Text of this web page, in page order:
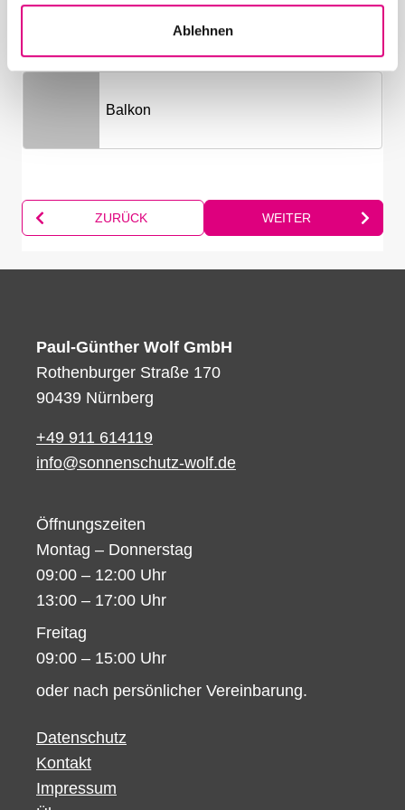
Ablehnen
Paul-Günther Wolf GmbH
Rothenburger Straße 170
90439 Nürnberg
+49 911 614119
info@sonnenschutz-wolf.de
Öffnungszeiten
Montag – Donnerstag
09:00 – 12:00 Uhr
13:00 – 17:00 Uhr
Freitag
09:00 – 15:00 Uhr
oder nach persönlicher Vereinbarung.
Datenschutz
Kontakt
Impressum